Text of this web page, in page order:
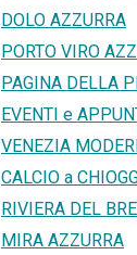
DOLO AZZURRA
PORTO VIRO
PAGINA DELLA
EVENTI e
VENEZIA
CALCIO a
RIVIERA DEL
MIRA AZZURRA